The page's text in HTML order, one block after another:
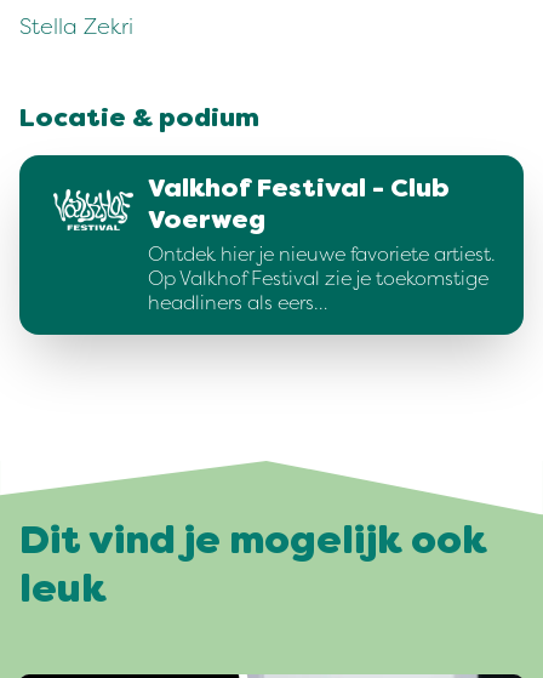
Stella Zekri
Locatie & podium
Valkhof Festival - Club
Voerweg
Ontdek hier je nieuwe favoriete artiest.
Op Valkhof Festival zie je toekomstige
headliners als eers…
Dit vind je mogelijk ook
leuk